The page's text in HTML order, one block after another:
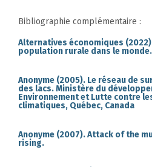
Bibliographie complémentaire :
Alternatives économiques
population rurale dans le monde.
Anonyme (2005). Le réseau de
des lacs. Ministère du
Environnement et Lutte contre
climatiques, Québec, Canada
Anonyme (2007). Attack of the
rising.